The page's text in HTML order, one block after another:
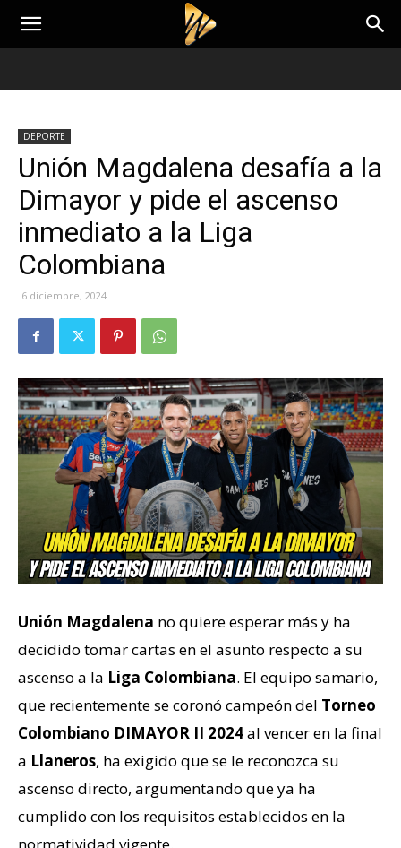
DEPORTE
Unión Magdalena desafía a la
Dimayor y pide el ascenso
inmediato a la Liga
Colombiana
6 diciembre, 2024
Unión Magdalena no quiere esperar más y ha
decidido tomar cartas en el asunto respecto a su
ascenso a la Liga Colombiana. El equipo samario,
que recientemente se coronó campeón del Torneo
Colombiano DIMAYOR II 2024al vencer en la final
a Llaneros, ha exigido que se le reconozca su
ascenso directo, argumentando que ya ha
cumplido con los requisitos establecidos en la
normatividad vigente.